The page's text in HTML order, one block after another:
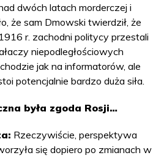
dwóch latach morderczej i
że sam Dmowski twierdził, że
r. zachodni politycy przestali
niepodległościowych
jak na informatorów, ale
potencjalnie bardzo duża siła.
była zgoda Rosji…
Rzeczywiście, perspektywa
się dopiero po zmianach w